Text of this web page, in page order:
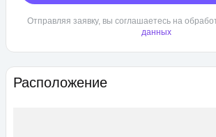
Расположение
Отправляя заявку, вы соглашаетесь на
данных